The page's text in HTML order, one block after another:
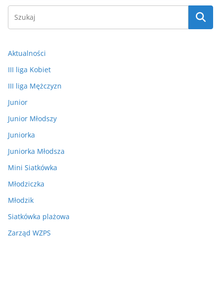
Aktualności
III liga Kobiet
III liga Mężczyzn
Junior
Junior Młodszy
Juniorka
Juniorka Młodsza
Mini Siatkówka
Młodziczka
Młodzik
Siatkówka plażowa
Zarząd WZPS